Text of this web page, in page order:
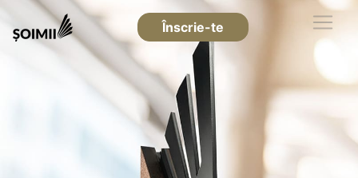
Înscrie-te